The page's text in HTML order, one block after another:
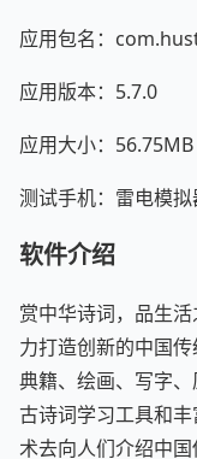
应用包名：
应用版本：5.7.0
应用大小：56.75MB
测试手机：雷电模
软件介绍
赏中华诗词，品生
力打造创新的中国传
典籍、绘画、写字
古诗词学习工具和
术去向人们介绍中